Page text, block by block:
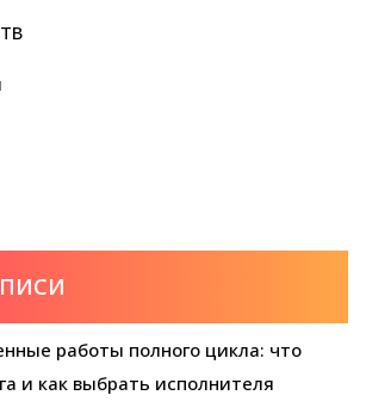
работы полного цикла: что
и как выбрать исполнителя